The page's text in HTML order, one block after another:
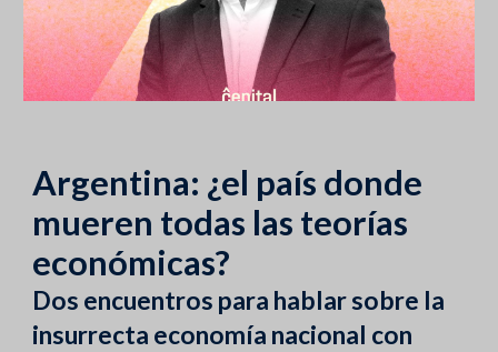
Argentina: ¿el país donde
mueren todas las teorías
económicas?
Dos encuentros para hablar sobre la
insurrecta economía nacional con